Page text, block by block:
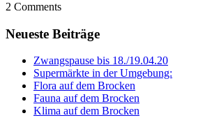
2 Comments
Neueste Beiträge
Zwangspause bis 18./19.04.20
Supermärkte in der Umgebung:
Flora auf dem Brocken
Fauna auf dem Brocken
Klima auf dem Brocken